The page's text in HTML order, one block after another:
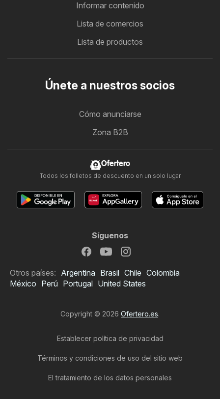
Informar contenido
Lista de comercios
Lista de productos
Únete a nuestros socios
Cómo anunciarse
Zona B2B
Ofertero
Todos los folletos de descuento en un solo lugar
Síguenos
Otros países: Argentina Brasil Chile Colombia
México Perú Portugal United States
Copyright © 2026 Ofertero.es.
Establecer política de privacidad
Términos y condiciones de uso del sitio web
El tratamiento de los datos personales